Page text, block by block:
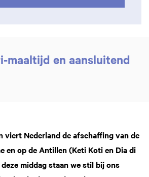
maaltijd en aansluitend
viert Nederland de afschaffing van de
en op de Antillen (Keti Koti en Dia di
middag staan we stil bij ons